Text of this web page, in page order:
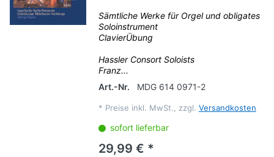
Sämtliche Werke für Orgel und obligates
Soloinstrument
ClavierÜbung
Hassler Consort Soloists
Franz...
Art.-Nr.
MDG 614 0971-2
* Preise inkl. MwSt., zzgl. Versandkosten
sofort lieferbar
29,99 € *